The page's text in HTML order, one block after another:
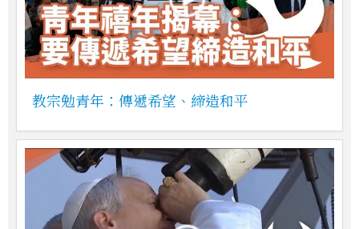
教宗勉青年：傳遞希望、締造和平